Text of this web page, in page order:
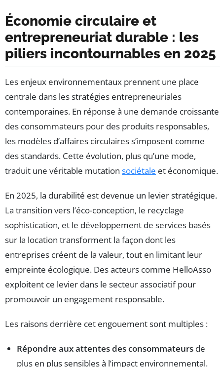
Économie circulaire et
entrepreneuriat durable : les
piliers incontournables en 2025
Les enjeux environnementaux prennent une place
centrale dans les stratégies entrepreneuriales
contemporaines. En réponse à une demande croissante
des consommateurs pour des produits responsables,
les modèles d’affaires circulaires s’imposent comme
des standards. Cette évolution, plus qu’une mode,
traduit une véritable mutation sociétale et économique.
En 2025, la durabilité est devenue un levier stratégique.
La transition vers l’éco-conception, le recyclage
sophistication, et le développement de services basés
sur la location transforment la façon dont les
entreprises créent de la valeur, tout en limitant leur
empreinte écologique. Des acteurs comme HelloAsso
exploitent ce levier dans le secteur associatif pour
promouvoir un engagement responsable.
Les raisons derrière cet engouement sont multiples :
Répondre aux attentes des consommateurs de
plus en plus sensibles à l’impact environnemental.